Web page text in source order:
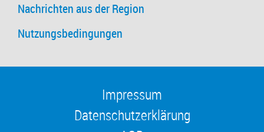
Nachrichten aus der Region
Nutzungsbedingungen
Impressum
Datenschutzerklärung